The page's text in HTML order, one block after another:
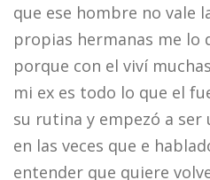
que ese hombre no vale
propias hermanas me lo
porque con el viví
mi ex es todo lo que el
su rutina y empezó a
en las veces que e
entender que quiere